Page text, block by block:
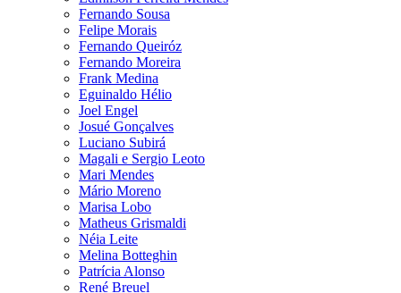
Fernando Sousa
Felipe Morais
Fernando Queiróz
Fernando Moreira
Frank Medina
Eguinaldo Hélio
Joel Engel
Josué Gonçalves
Luciano Subirá
Magali e Sergio Leoto
Mari Mendes
Mário Moreno
Marisa Lobo
Matheus Grismaldi
Néia Leite
Melina Botteghin
Patrícia Alonso
René Breuel